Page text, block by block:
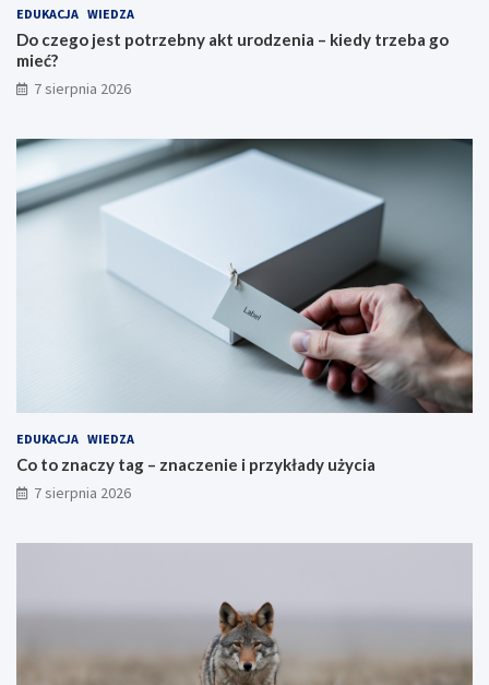
EDUKACJA WIEDZA
Do czego jest potrzebny akt urodzenia – kiedy trzeba go
mieć?
7 sierpnia 2026
EDUKACJA WIEDZA
Co to znaczy tag – znaczenie i przykłady użycia
7 sierpnia 2026